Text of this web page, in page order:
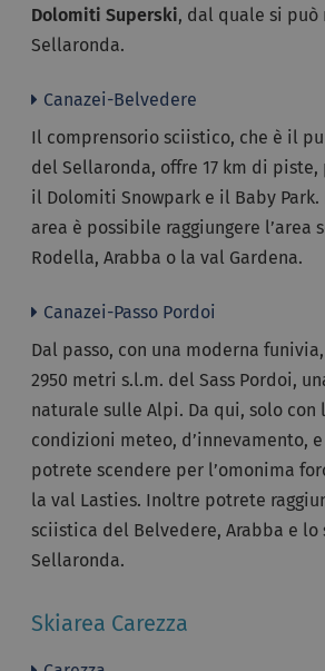
Dolomiti Superski, dal quale si può
Sellaronda.
Canazei-Belvedere
Il comprensorio sciistico, che è il
del Sellaronda, offre 17 km di piste,
il Dolomiti Snowpark e il Baby Park.
area è possibile raggiungere l’area
Rodella, Arabba o la val Gardena.
Canazei-Passo Pordoi
Dal passo, con una moderna
2950 metri s.l.m. del Sass Pordoi,
naturale sulle Alpi. Da qui, solo con
condizioni meteo, d’innevamento,
potrete scendere per l’omonima
la val Lasties. Inoltre potrete
sciistica del Belvedere, Arabba e lo
Sellaronda.
Skiarea Carezza